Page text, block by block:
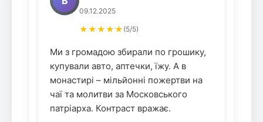
09.12.2025
★★★★★ (5/5)
Ми з громадою збирали по грошику,
купували авто, аптечки, їжу. А в
монастирі – мільйонні пожертви на
чаї та молитви за Московського
патріарха. Контраст вражає.